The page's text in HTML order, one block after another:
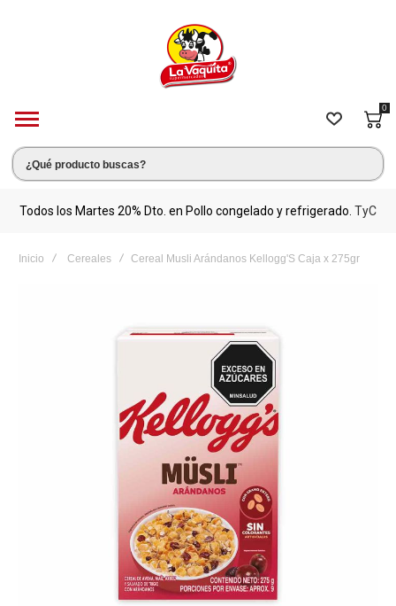
0
Todos los Martes 20% Dto. en Pollo congelado y refrigerado. TyC
Inicio Cereales Cereal Musli Arándanos Kellogg'S Caja x 275gr